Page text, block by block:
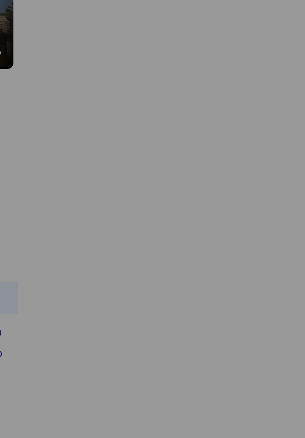
reputación de la empresa,
sujetas a nuestras guías de revisión